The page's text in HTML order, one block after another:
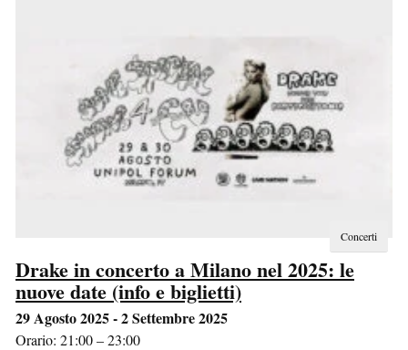
Concerti
Drake in concerto a Milano nel 2025: le
nuove date (info e biglietti)
29 Agosto 2025 - 2 Settembre 2025
Orario: 21:00 – 23:00